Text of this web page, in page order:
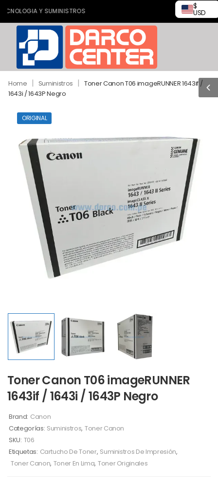
Y SUMINISTROS
$
USD
Home | Suministros | Toner Canon T06 imageRUNNER 1643if /
1643i / 1643P Negro
ORIGINAL
Toner Canon T06 imageRUNNER
1643if / 1643i / 1643P Negro
Brand: Canon
Categorías: Suministros, Toner Canon
SKU: T06
Etiquetas: Cartucho De Toner, Suministros De Impresión,
Toner Canon, Toner En Lima, Toner Originales